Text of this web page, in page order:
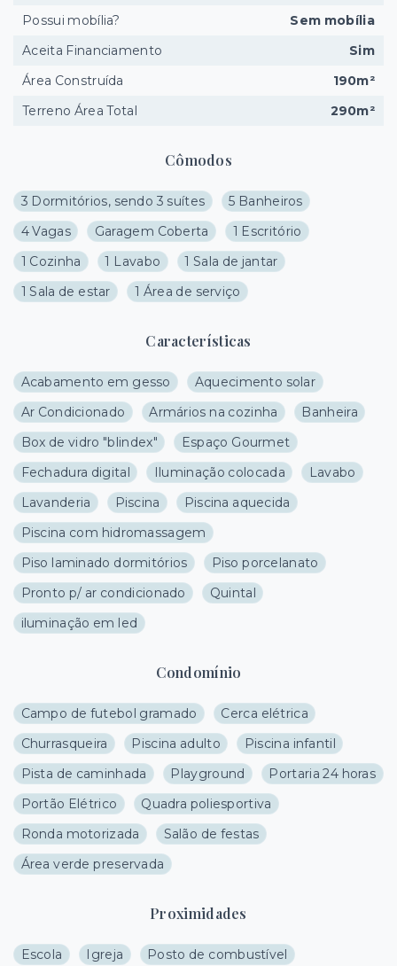
Cômodos
3 Dormitórios, sendo 3 suítes
5 Banheiros
4 Vagas
Garagem Coberta
1 Escritório
1 Cozinha
1 Lavabo
1 Sala de jantar
1 Sala de estar
1 Área de serviço
Características
Acabamento em gesso
Aquecimento solar
Ar Condicionado
Armários na cozinha
Banheira
Box de vidro "blindex"
Espaço Gourmet
Fechadura digital
Iluminação colocada
Lavabo
Lavanderia
Piscina
Piscina aquecida
Piscina com hidromassagem
Piso laminado dormitórios
Piso porcelanato
Pronto p/ ar condicionado
Quintal
iluminação em led
Condomínio
Campo de futebol gramado
Cerca elétrica
Churrasqueira
Piscina adulto
Piscina infantil
Pista de caminhada
Playground
Portaria 24 horas
Portão Elétrico
Quadra poliesportiva
Ronda motorizada
Salão de festas
Área verde preservada
Proximidades
Escola Igreja
Posto de combustível
Possui mobília?
Sem mobília
Aceita Financiamento
Sim
Área Construída
190m²
Terreno Área Total
290m²